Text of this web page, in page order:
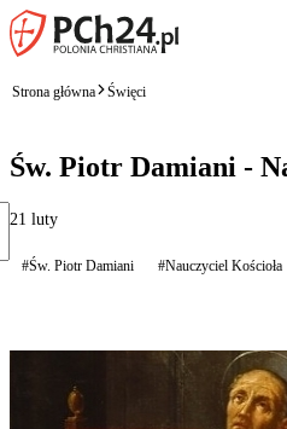
Strona główna Święci
Św. Piotr Damiani -
21 luty
#Św. Piotr Damiani #Nauczyciel Kościoła